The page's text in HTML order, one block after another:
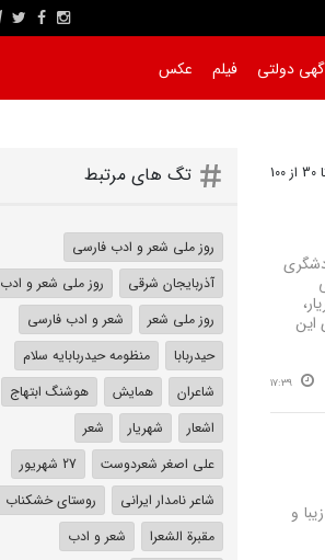
دولتی فیلم عکس
این
17:39
و
تگ های مرتبط
روز ملی شعر و ادب فارسی
آذربایجان شرقی
روز ملی شعر و ادب
روز ملی شعر
شعر و ادب فارسی
حیدربابا
منظومه حیدربابایه سلام
شاعران
همایش
هوشنگ ابتهاج
اشعار
شهریار
شعر
علی اصغر شعردوست
27 شهریور
شاعر نامدار ایرانی
روستای خشکناب
مقبرة الشعرا
شعر و ادب